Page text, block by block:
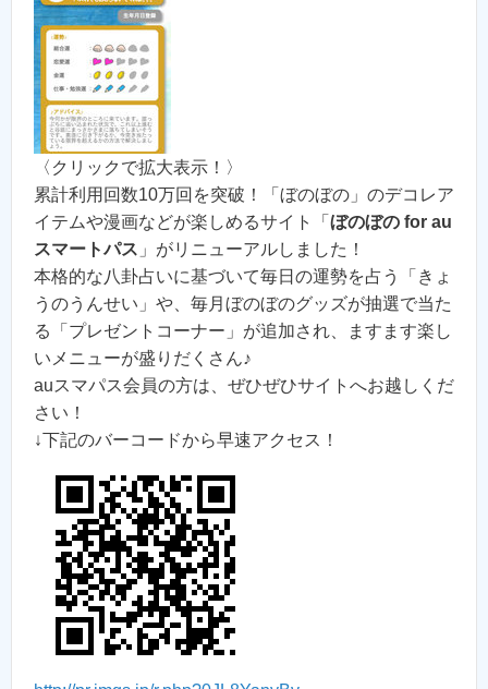
〈クリックで拡大表示！〉
累計利用回数10万回を突破！「ぼのぼの」のデコレア
イテムや漫画などが楽しめるサイト「 ぼのぼの for au
スマートパス 」がリニューアルしました！
本格的な八卦占いに基づいて毎日の運勢を占う「きょ
うのうんせい」や、毎月ぼのぼのグッズが抽選で当た
る「プレゼントコーナー」が追加され、ますます楽し
いメニューが盛りだくさん♪
auスマパス会員の方は、ぜひぜひサイトへお越しくだ
さい！
↓下記のバーコードから早速アクセス！